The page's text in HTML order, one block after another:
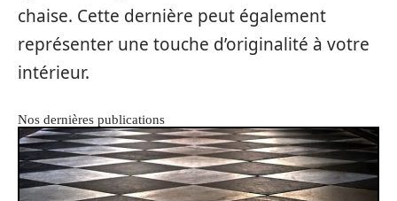
chaise. Cette dernière peut également
représenter une touche d’originalité à votre
intérieur.
Nos dernières publications